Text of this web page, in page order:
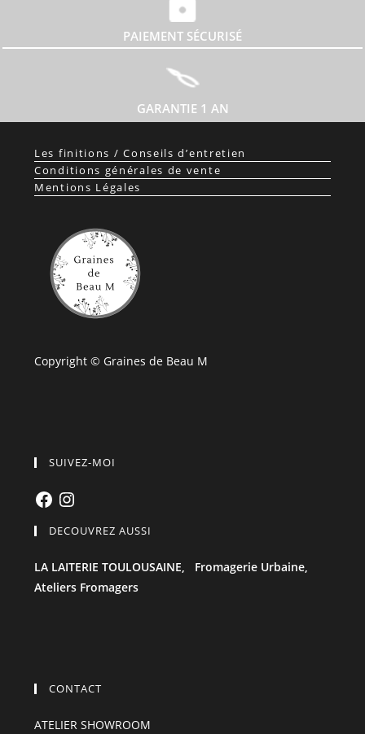
PAIEMENT SÉCURISÉ
GARANTIE 1 AN
Les finitions / Conseils d’entretien
Conditions générales de vente
Mentions Légales
Copyright © Graines de Beau M
SUIVEZ-MOI
FacebookInstagram
DECOUVREZ AUSSI
LA LAITERIE TOULOUSAINE, Fromagerie Urbaine,
Ateliers Fromagers
CONTACT
ATELIER SHOWROOM